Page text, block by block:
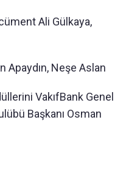
Ali Gülkaya,
Apaydın, Neşe Aslan
VakıfBank Genel
Başkanı Osman